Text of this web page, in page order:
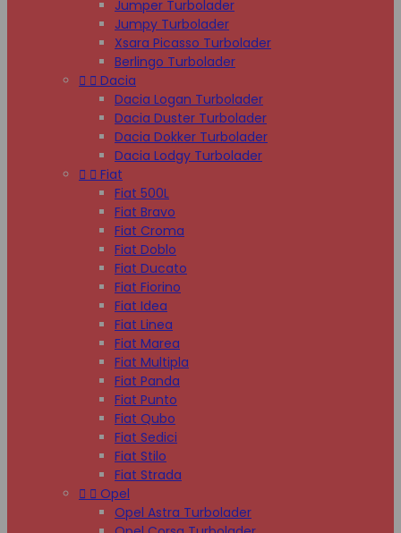
Jumper Turbolader
Jumpy Turbolader
Xsara Picasso Turbolader
Berlingo Turbolader
  Dacia
Dacia Logan Turbolader
Dacia Duster Turbolader
Dacia Dokker Turbolader
Dacia Lodgy Turbolader
  Fiat
Fiat 500L
Fiat Bravo
Fiat Croma
Fiat Doblo
Fiat Ducato
Fiat Fiorino
Fiat Idea
Fiat Linea
Fiat Marea
Fiat Multipla
Fiat Panda
Fiat Punto
Fiat Qubo
Fiat Sedici
Fiat Stilo
Fiat Strada
  Opel
Opel Astra Turbolader